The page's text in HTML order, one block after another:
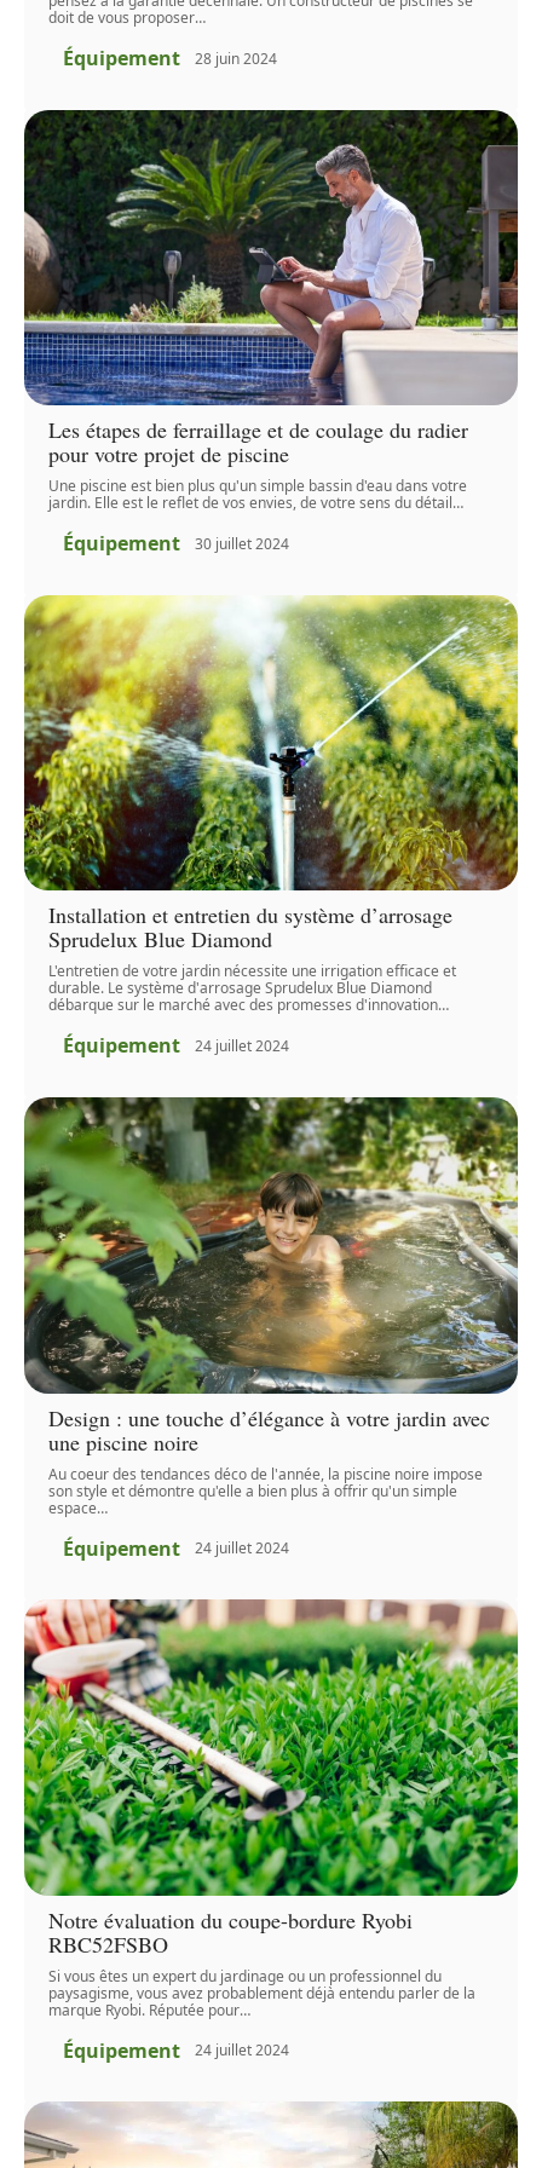
doit de vous proposer…
Équipement 28 juin 2024
Les étapes de ferraillage et de coulage du radier
pour votre projet de piscine
Une piscine est bien plus qu'un simple bassin d'eau dans votre
jardin. Elle est le reflet de vos envies, de votre sens du détail…
Équipement 30 juillet 2024
Installation et entretien du système d’arrosage
Sprudelux Blue Diamond
L'entretien de votre jardin nécessite une irrigation efficace et
durable. Le système d'arrosage Sprudelux Blue Diamond
débarque sur le marché avec des promesses d'innovation…
Équipement 24 juillet 2024
Design : une touche d’élégance à votre jardin avec
une piscine noire
Au coeur des tendances déco de l'année, la piscine noire impose
son style et démontre qu'elle a bien plus à offrir qu'un simple
espace…
Équipement 24 juillet 2024
Notre évaluation du coupe-bordure Ryobi
RBC52FSBO
Si vous êtes un expert du jardinage ou un professionnel du
paysagisme, vous avez probablement déjà entendu parler de la
marque Ryobi. Réputée pour…
Équipement 24 juillet 2024